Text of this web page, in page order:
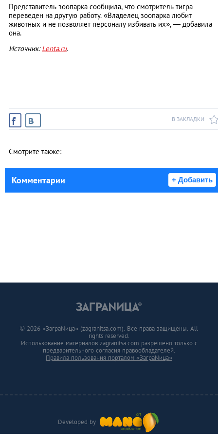
Представитель зоопарка сообщила, что смотритель тигра
переведен на другую работу. «Владелец зоопарка любит
животных и не позволяет персоналу избивать их», — добавила
она.
Источник:Lenta.ru.
В ЗАКЛАДКИ
Смотрите также:
Комментарии + Добавить
Developed by
© 2026 «ЗаграNица» (zagranitsa.com). Все права защищены. All
rights reserved.
Использование материалов zagranitsa.com разрешено только с
предварительного согласия правообладателей.
Правила пользования порталом «ЗаграNица»